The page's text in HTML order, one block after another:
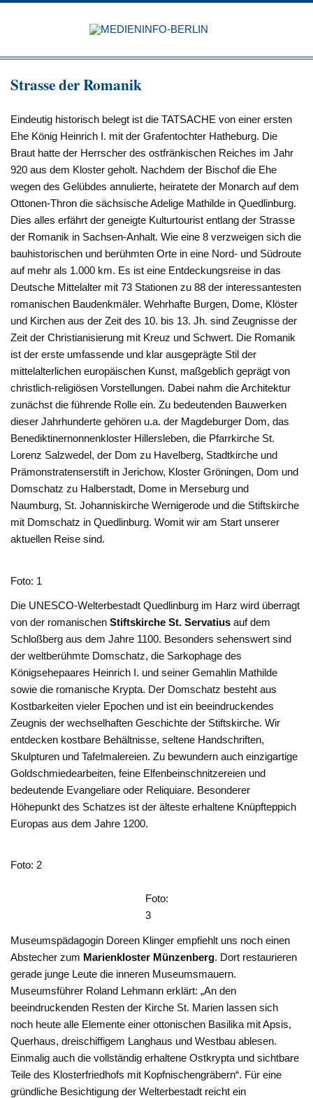
Zum
Strasse der Romanik
Eindeutig historisch belegt ist die TATSACHE von einer ersten
Ehe König Heinrich I. mit der Grafentochter Hatheburg. Die
Braut hatte der Herrscher des ostfränkischen Reiches im Jahr
920 aus dem Kloster geholt. Nachdem der Bischof die Ehe
wegen des Gelübdes annulierte, heiratete der Monarch auf dem
Ottonen-Thron die sächsische Adelige Mathilde in Quedlinburg.
Dies alles erfährt der geneigte Kulturtourist entlang der Strasse
der Romanik in Sachsen-Anhalt. Wie eine 8 verzweigen sich die
bauhistorischen und berühmten Orte in eine Nord- und Südroute
auf mehr als 1.000 km. Es ist eine Entdeckungsreise in das
Deutsche Mittelalter mit 73 Stationen zu 88 der interessantesten
romanischen Baudenkmäler. Wehrhafte Burgen, Dome, Klöster
und Kirchen aus der Zeit des 10. bis 13. Jh. sind Zeugnisse der
Zeit der Christianisierung mit Kreuz und Schwert. Die Romanik
ist der erste umfassende und klar ausgeprägte Stil der
mittelalterlichen europäischen Kunst, maßgeblich geprägt von
christlich-religiösen Vorstellungen. Dabei nahm die Architektur
zunächst die führende Rolle ein. Zu bedeutenden Bauwerken
dieser Jahrhunderte gehören u.a. der Magdeburger Dom, das
Benediktinernonnenkloster Hillersleben, die Pfarrkirche St.
Lorenz Salzwedel, der Dom zu Havelberg, Stadtkirche und
Prämonstratenserstift in Jerichow, Kloster Gröningen, Dom und
Domschatz zu Halberstadt, Dome in Merseburg und
Naumburg, St. Johanniskirche Wernigerode und die Stiftskirche
mit Domschatz in Quedlinburg. Womit wir am Start unserer
aktuellen Reise sind.
Foto: 1
Die UNESCO-Welterbestadt Quedlinburg im Harz wird überragt
von der romanischenStiftskirche St. Servatius auf dem
Schloßberg aus dem Jahre 1100. Besonders sehenswert sind
der weltberühmte Domschatz, die Sarkophage des
Königsehepaares Heinrich I. und seiner Gemahlin Mathilde
sowie die romanische Krypta. Der Domschatz besteht aus
Kostbarkeiten vieler Epochen und ist ein beeindruckendes
Zeugnis der wechselhaften Geschichte der Stiftskirche. Wir
entdecken kostbare Behältnisse, seltene Handschriften,
Skulpturen und Tafelmalereien. Zu bewundern auch einzigartige
Goldschmiedearbeiten, feine Elfenbeinschnitzereien und
bedeutende Evangeliare oder Reliquiare. Besonderer
Höhepunkt des Schatzes ist der älteste erhaltene Knüpfteppich
Europas aus dem Jahre 1200.
Foto: 2
Foto:
3
Museumspädagogin Doreen Klinger empfiehlt uns noch einen
Abstecher zum Marienkloster Münzenberg. Dort restaurieren
gerade junge Leute die inneren Museumsmauern.
Museumsführer Roland Lehmann erklärt: „An den
beeindruckenden Resten der Kirche St. Marien lassen sich
noch heute alle Elemente einer ottonischen Basilika mit Apsis,
Querhaus, dreischiffigem Langhaus und Westbau ablesen.
Einmalig auch die vollständig erhaltene Ostkrypta und sichtbare
Teile des Klosterfriedhofs mit Kopfnischengräbern“. Für eine
gründliche Besichtigung der Welterbestadt reicht ein